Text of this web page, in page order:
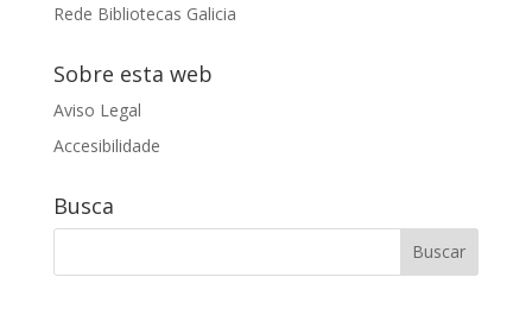
Rede Bibliotecas Galicia
Sobre esta web
Aviso Legal
Accesibilidade
Busca